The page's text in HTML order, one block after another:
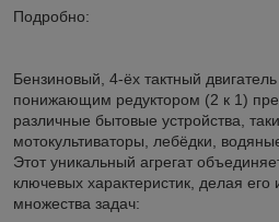
Подробно:
Бензиновый, 4-ёх тактный
понижающим редуктором (2 к 1)
различные бытовые устройства,
мотокультиваторы, лебёдки,
Этот уникальный агрегат
ключевых характеристик, делая
множества задач: